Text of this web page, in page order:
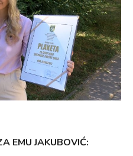
EMU JAKUBOVIĆ: